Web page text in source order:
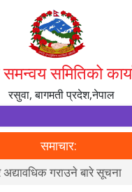
समितिको
रसुवा, बागमती प्रदेश,नेपाल
समाचार:
अद्यावधिक गराउने बारे सूचना